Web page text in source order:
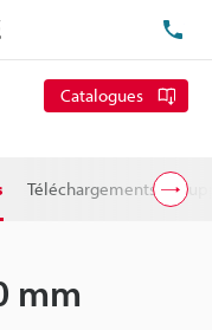
Catalogues
Téléchargements
mm